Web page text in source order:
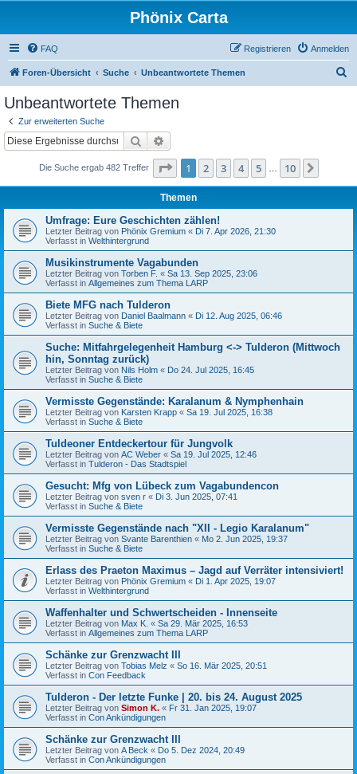
Phönix Carta
FAQ Anmelden
Registrieren
Foren-Übersicht Suche Unbeantwortete Themen
Unbeantwortete Themen
Zur erweiterten Suche
Suche
Die Suche ergab 482 Treffer Seite 1von 10
1 2 3 4 5 10
Themen
Umfrage: Eure Geschichten zählen!
Letzter Beitrag von Phönix Gremium « Di 7. Apr 2026, 21:30
Verfasst in Welthintergrund
Musikinstrumente Vagabunden
Letzter Beitrag von Torben F. « Sa 13. Sep 2025, 23:06
Verfasst in Allgemeines zum Thema LARP
Biete MFG nach Tulderon
Letzter Beitrag von Daniel Baalmann « Di 12. Aug 2025, 06:46
Verfasst in Suche & Biete
Suche: Mitfahrgelegenheit Hamburg <-> Tulderon (Mittwoch
hin, Sonntag zurück)
Letzter Beitrag von Nils Holm « Do 24. Jul 2025, 16:45
Verfasst in Suche & Biete
Vermisste Gegenstände: Karalanum & Nymphenhain
Letzter Beitrag von Karsten Krapp « Sa 19. Jul 2025, 16:38
Verfasst in Suche & Biete
Tuldeoner Entdeckertour für Jungvolk
Letzter Beitrag von AC Weber « Sa 19. Jul 2025, 12:46
Verfasst in Tulderon - Das Stadtspiel
Gesucht: Mfg von Lübeck zum Vagabundencon
Letzter Beitrag von sven r « Di 3. Jun 2025, 07:41
Verfasst in Suche & Biete
Vermisste Gegenstände nach "XII - Legio Karalanum"
Letzter Beitrag von Svante Barenthien « Mo 2. Jun 2025, 19:37
Verfasst in Suche & Biete
Erlass des Praeton Maximus – Jagd auf Verräter intensiviert!
Letzter Beitrag von Phönix Gremium « Di 1. Apr 2025, 19:07
Verfasst in Welthintergrund
Waffenhalter und Schwertscheiden - Innenseite
Letzter Beitrag von Max K. « Sa 29. Mär 2025, 16:53
Verfasst in Allgemeines zum Thema LARP
Schänke zur Grenzwacht III
Letzter Beitrag von Tobias Melz « So 16. Mär 2025, 20:51
Verfasst in Con Feedback
Tulderon - Der letzte Funke | 20. bis 24. August 2025
Letzter Beitrag von Simon K. « Fr 31. Jan 2025, 19:07
Verfasst in Con Ankündigungen
Schänke zur Grenzwacht III
Letzter Beitrag von A Beck « Do 5. Dez 2024, 20:49
Verfasst in Con Ankündigungen